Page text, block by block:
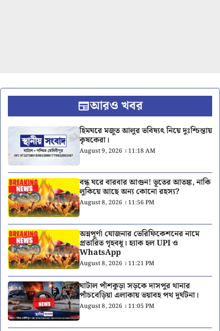
আরও খবর
হিমঘরে মজুত আলুর ভবিষ্যৎ নিয়ে দুঃশ্চিন্তায়
কৃষকেরা।
August 9, 2026 । 11:18 AM
বন্ধ ঘরে বারবার আগুন! ভূতের আতঙ্ক, নাকি
লুকিয়ে আছে অন্য কোনো রহস্য?
August 8, 2026 । 11:56 PM
অন্নপূর্ণা যোজনার ভেরিফিকেশনের নামে
প্রতারিত গৃহবধূ। হ্যাক হল UPI ও
WhatsApp
August 8, 2026 । 11:21 PM
ঘাটাল পাঁশকুড়া সড়কে দাসপুর থানার
পাঁচবেড়িয়া এলাকায় ভয়াবহ পথ দুর্ঘটনা।
August 8, 2026 । 11:05 PM